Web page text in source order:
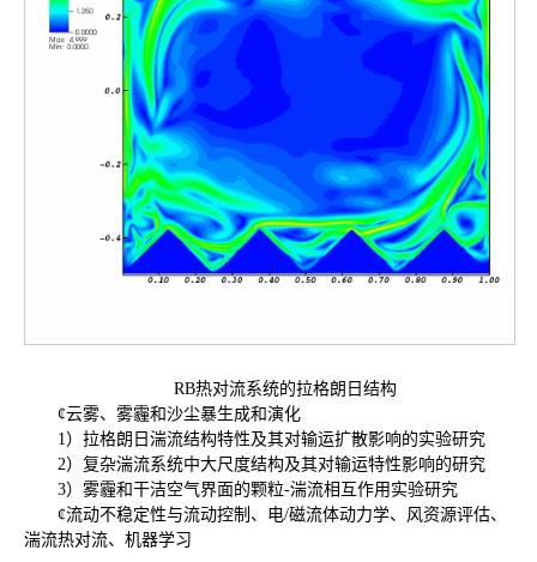
RB热对流系统的拉格朗日结构
¢云雾、雾霾和沙尘暴生成和演化
1）拉格朗日湍流结构特性及其对输运扩散影响的实验研究
2）复杂湍流系统中大尺度结构及其对输运特性影响的研究
3）雾霾和干洁空气界面的颗粒-湍流相互作用实验研究
¢流动不稳定性与流动控制、电/磁流体动力学、风资源评估、
湍流热对流、机器学习